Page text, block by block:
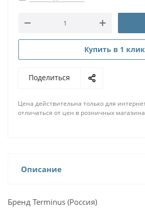
Купить в 1 клик
Поделиться
Цена действительна только для
отличаться от цен в розничных
Описание
Бренд Terminus (Россия)